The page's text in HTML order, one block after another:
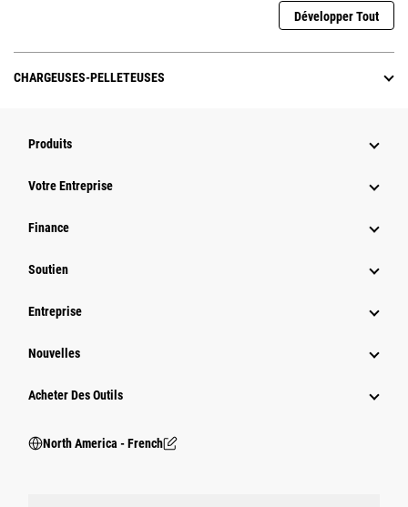
Développer Tout
CHARGEUSES-PELLETEUSES
Produits
Votre Entreprise
Finance
Soutien
Entreprise
Nouvelles
Acheter Des Outils
North America - French